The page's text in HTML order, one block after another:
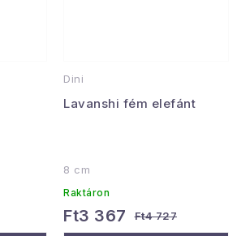
Dini
Lavanshi fém elefánt
8 cm
Raktáron
Ft3 367 Ft4 727